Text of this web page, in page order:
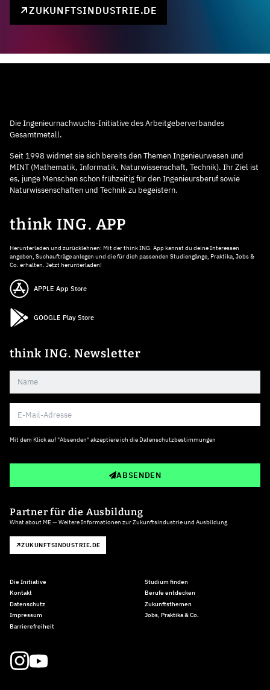
ZUKUNFTSINDUSTRIE.DE
Die Ingenieurnachwuchs-Initiative des Arbeitgeberverbandes
Gesamtmetall.
Seit 1998 widmet sie sich bereits den Themen Ingenieurwesen und
MINT (Mathematik, Informatik, Naturwissenschaft, Technik). Ihr Ziel ist
es, junge Menschen schon frühzeitig für den Ingenieursberuf sowie
Naturwissenschaften und Technik zu begeistern.
think ING. APP
Herunterladen und zurücklehnen: Mit der think ING. App kannst du deine Interessen
angeben, Suchaufträge anlegen und die für dich passenden Studiengänge, Praktika, Jobs &
Co. erhalten. Jetzt herunterladen!
APPLE App Store
GOOGLE Play Store
think ING. Newsletter
Mit dem Klick auf "Absenden" akzeptiere ich die Datenschutzbestimmungen
ABSENDEN
Partner für die Ausbildung
What about ME — Weitere Informationen zur Zukunftsindustrie und Ausbildung
ZUKUNFTSINDUSTRIE.DE
Die Initiative
Kontakt
Datenschutz
Impressum
Barrierefreiheit
Studium finden
Berufe entdecken
Zukunftsthemen
Jobs, Praktika & Co.